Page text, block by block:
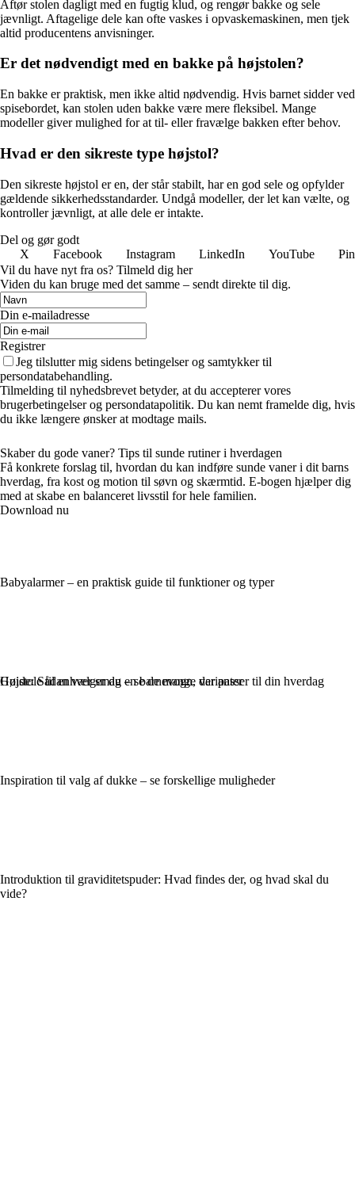
Aftør stolen dagligt med en fugtig klud, og rengør bakke og sele
jævnligt. Aftagelige dele kan ofte vaskes i opvaskemaskinen, men tjek
altid producentens anvisninger.
Er det nødvendigt med en bakke på højstolen?
En bakke er praktisk, men ikke altid nødvendig. Hvis barnet sidder ved
spisebordet, kan stolen uden bakke være mere fleksibel. Mange
modeller giver mulighed for at til- eller fravælge bakken efter behov.
Hvad er den sikreste type højstol?
Den sikreste højstol er en, der står stabilt, har en god sele og opfylder
gældende sikkerhedsstandarder. Undgå modeller, der let kan vælte, og
kontroller jævnligt, at alle dele er intakte.
Del og gør godt
X
Facebook Instagram LinkedIn YouTube
Vil du have nyt fra os? Tilmeld dig her
Viden du kan bruge med det samme – sendt direkte til dig.
Din e-mailadresse
Registrer
Jeg tilslutter mig sidens betingelser og samtykker til
persondatabehandling.
Tilmelding til nyhedsbrevet betyder, at du accepterer vores
brugerbetingelser og persondatapolitik. Du kan nemt framelde dig, hvis
du ikke længere ønsker at modtage mails.
Skaber du gode vaner? Tips til sunde rutiner i hverdagen
Få konkrete forslag til, hvordan du kan indføre sunde vaner i dit barns
hverdag, fra kost og motion til søvn og skærmtid. E-bogen hjælper dig
med at skabe en balanceret livsstil for hele familien.
Download nu
Babyalarmer – en praktisk guide til funktioner og typer
Højstole til enhver smag – se de mange varianter
Inspiration til valg af dukke – se forskellige muligheder
Introduktion til graviditetspuder: Hvad findes der, og hvad skal du
vide?
Guide: Sådan vælger du en barnevogn, der passer til din hverdag